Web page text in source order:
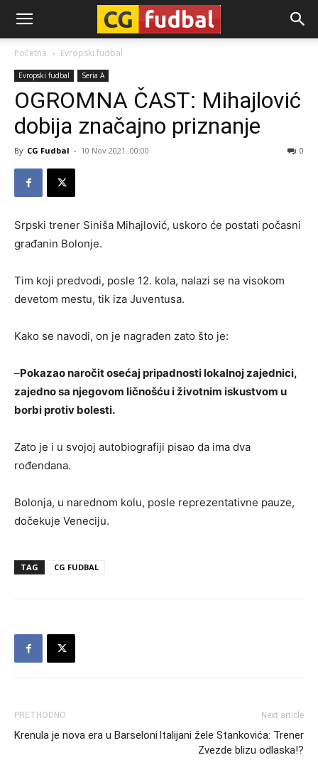
CG-
Fudbal
Početna Evropski fudbal
Evropski fudbal Seria A
OGROMNA ČAST: Mihajlović
dobija značajno priznanje
By CG Fudbal - 10 Nov 2021. 00:00 0
Srpski trener Siniša Mihajlović, uskoro će postati počasni
građanin Bolonje.
Tim koji predvodi, posle 12. kola, nalazi se na visokom
devetom mestu, tik iza Juventusa.
Kako se navodi, on je nagrađen zato što je:
–Pokazao naročit osećaj pripadnosti lokalnoj zajednici,
zajedno sa njegovom ličnošću i životnim iskustvom u
borbi protiv bolesti.
Zato je i u svojoj autobiografiji pisao da ima dva
rođendana.
Bolonja, u narednom kolu, posle reprezentativne pauze,
dočekuje Veneciju.
TAG CG FUDBAL
PRETHODNO
Krenula je nova era u Barseloni
Next article
Italijani žele Stankovića: Trener
Zvezde blizu odlaska!?